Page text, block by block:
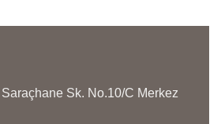
Sk. No.10/C Merkez